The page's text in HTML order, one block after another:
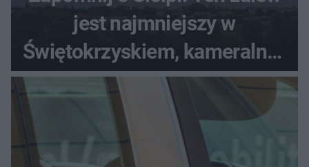
jest najmniejszy w
Świętokrzyskiem, kameralny i
bez tłumów